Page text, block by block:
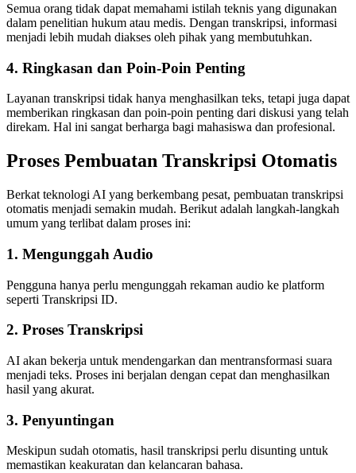
Semua orang tidak dapat memahami istilah teknis yang digunakan
dalam penelitian hukum atau medis. Dengan transkripsi, informasi
menjadi lebih mudah diakses oleh pihak yang membutuhkan.
4. Ringkasan dan Poin-Poin Penting
Layanan transkripsi tidak hanya menghasilkan teks, tetapi juga dapat
memberikan ringkasan dan poin-poin penting dari diskusi yang telah
direkam. Hal ini sangat berharga bagi mahasiswa dan profesional.
Proses Pembuatan Transkripsi Otomatis
Berkat teknologi AI yang berkembang pesat, pembuatan transkripsi
otomatis menjadi semakin mudah. Berikut adalah langkah-langkah
umum yang terlibat dalam proses ini:
1. Mengunggah Audio
Pengguna hanya perlu mengunggah rekaman audio ke platform
seperti Transkripsi ID.
2. Proses Transkripsi
AI akan bekerja untuk mendengarkan dan mentransformasi suara
menjadi teks. Proses ini berjalan dengan cepat dan menghasilkan
hasil yang akurat.
3. Penyuntingan
Meskipun sudah otomatis, hasil transkripsi perlu disunting untuk
memastikan keakuratan dan kelancaran bahasa.